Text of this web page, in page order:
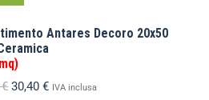
Antares Decoro 20x50
€ 30,40 € IVA inclusa